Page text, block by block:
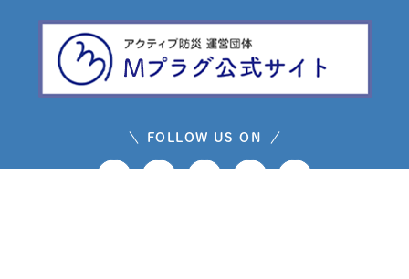
FOLLOW US ON